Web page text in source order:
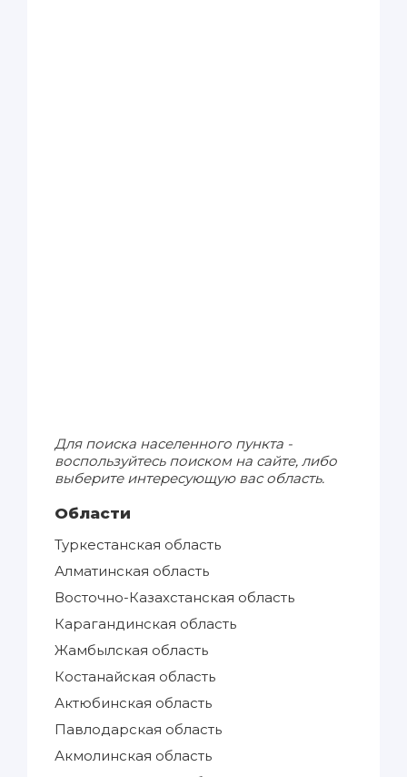
Для поиска населенного пункта -
воспользуйтесь поиском на сайте, либо
выберите интересующую вас область.
Области
Туркестанская область
Алматинская область
Восточно-Казахстанская область
Карагандинская область
Жамбылская область
Костанайская область
Актюбинская область
Павлодарская область
Акмолинская область